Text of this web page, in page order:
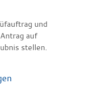
und
auf
stellen.